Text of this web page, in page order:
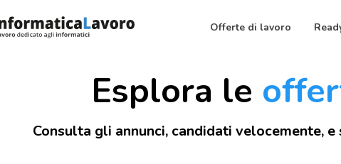
Offerte di lavoro
Esplora le
Consulta gli annunci, candidati velocemente,